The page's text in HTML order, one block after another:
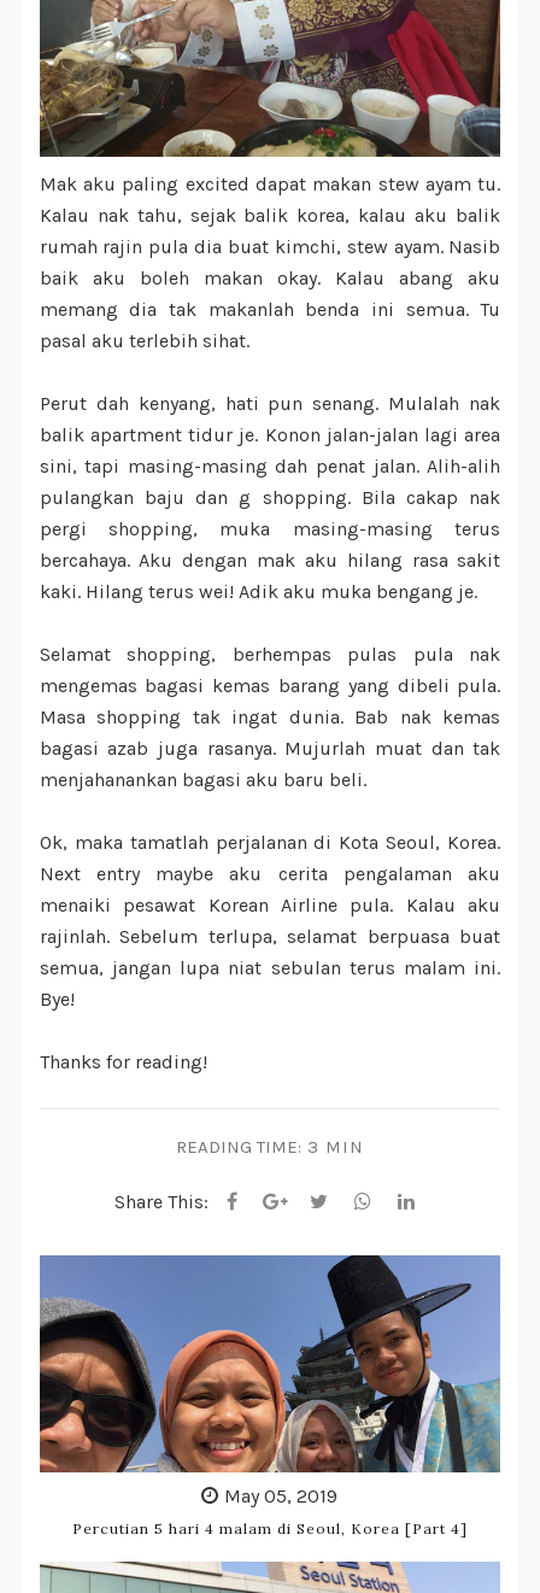
Mak aku paling excited dapat makan stew ayam tu.
Kalau nak tahu, sejak balik korea, kalau aku balik
rumah rajin pula dia buat kimchi, stew ayam. Nasib
baik aku boleh makan okay. Kalau abang aku
memang dia tak makanlah benda ini semua. Tu
pasal aku terlebih sihat.
Perut dah kenyang, hati pun senang. Mulalah nak
balik apartment tidur je. Konon jalan-jalan lagi area
sini, tapi masing-masing dah penat jalan. Alih-alih
pulangkan baju dan g shopping. Bila cakap nak
pergi shopping, muka masing-masing terus
bercahaya. Aku dengan mak aku hilang rasa sakit
kaki. Hilang terus wei! Adik aku muka bengang je.
Selamat shopping, berhempas pulas pula nak
mengemas bagasi kemas barang yang dibeli pula.
Masa shopping tak ingat dunia. Bab nak kemas
bagasi azab juga rasanya. Mujurlah muat dan tak
menjahanankan bagasi aku baru beli.
Ok, maka tamatlah perjalanan di Kota Seoul, Korea.
Next entry maybe aku cerita pengalaman aku
menaiki pesawat Korean Airline pula. Kalau aku
rajinlah. Sebelum terlupa, selamat berpuasa buat
semua, jangan lupa niat sebulan terus malam ini.
Bye!
Thanks for reading!
READING TIME: 3 MIN
Share This:
May 05, 2019
Percutian 5 hari 4 malam di Seoul, Korea [Part 4]